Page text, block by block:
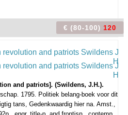
€ (80-100) 120
and patriots]. (Swildens, J.H.).
1795. Politiek belang-boek voor dit
tans, Gedenkwaardig hier na. Amst.,